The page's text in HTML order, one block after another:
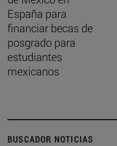
España para
financiar becas de
posgrado para
estudiantes
mexicanos
BUSCADOR NOTICIAS